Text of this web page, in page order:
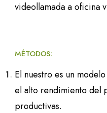
videollamada a oficina
MÉTODOS:
El nuestro es un
el alto rendimiento del
productivas.